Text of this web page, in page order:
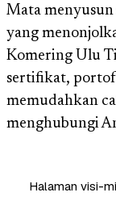
Mata
yang
Komering Ulu
sertifikat,
memudahkan
menghubungi
Halaman visi-